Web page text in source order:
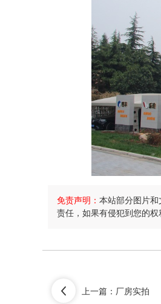
免责声明： 本站部分图片
责任，如果有侵犯到您的权
上一篇： 厂房实拍